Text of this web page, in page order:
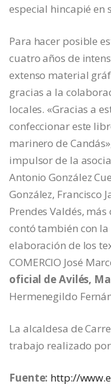
especial hincapié en
Para hacer posible
cuatro años de
extenso material
gracias a la
locales. «Gracias a
confeccionar este
marinero de
impulsor de la
Antonio González
González, Francisco
Prendes Valdés, más
contó también con
elaboración de los
COMERCIO José
oficial de Avilés,
Hermenegildo
La alcaldesa de
trabajo realizado
Fuente: http://